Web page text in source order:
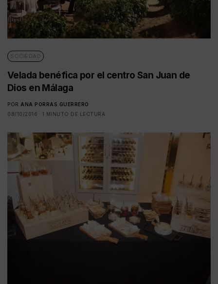
SOCIEDAD
Velada benéfica por el centro San Juan de
Dios en Málaga
POR ANA PORRAS GUERRERO
08/10/2016
1 MINUTO DE LECTURA